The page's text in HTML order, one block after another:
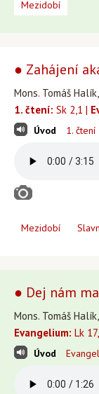
Mezidobí
● Zahájení
Mons. Tomáš
1. čtení: Sk 2,1 |
Úvod 1. čtení
Mezidobí
● Dej nám
Mons. Tomáš
Evangelium: Lk
Úvod